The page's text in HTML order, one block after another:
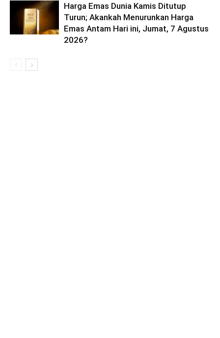
Harga Emas Dunia Kamis Ditutup
Turun; Akankah Menurunkan Harga
Emas Antam Hari ini, Jumat, 7 Agustus
2026?